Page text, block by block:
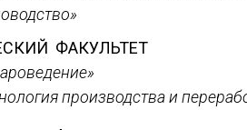
ФАКУЛЬТЕТ
производства и